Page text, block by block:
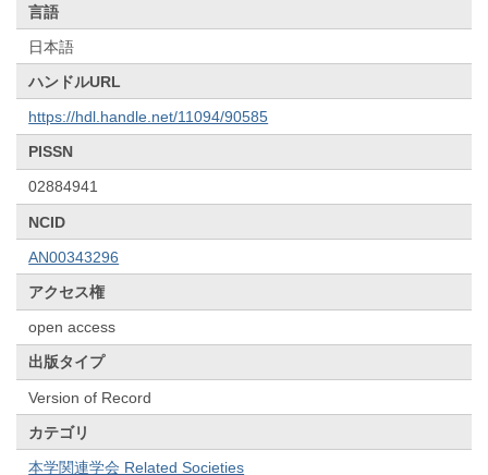
言語
日本語
ハンドルURL
https://hdl.handle.net/11094/90585
PISSN
02884941
NCID
AN00343296
アクセス権
open access
出版タイプ
Version of Record
カテゴリ
本学関連学会 Related Societies